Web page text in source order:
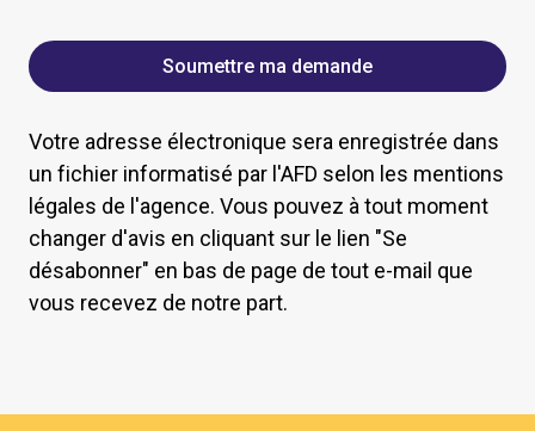
Votre adresse électronique sera enregistrée dans
un fichier informatisé par l'AFD selon les mentions
légales de l'agence. Vous pouvez à tout moment
changer d'avis en cliquant sur le lien "Se
désabonner" en bas de page de tout e-mail que
vous recevez de notre part.